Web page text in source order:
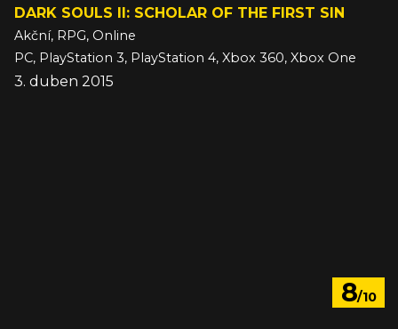
DARK SOULS II: SCHOLAR OF THE FIRST SIN
Akční, RPG, Online
PC, PlayStation 3, PlayStation 4, Xbox 360, Xbox One
3. duben 2015
8/10